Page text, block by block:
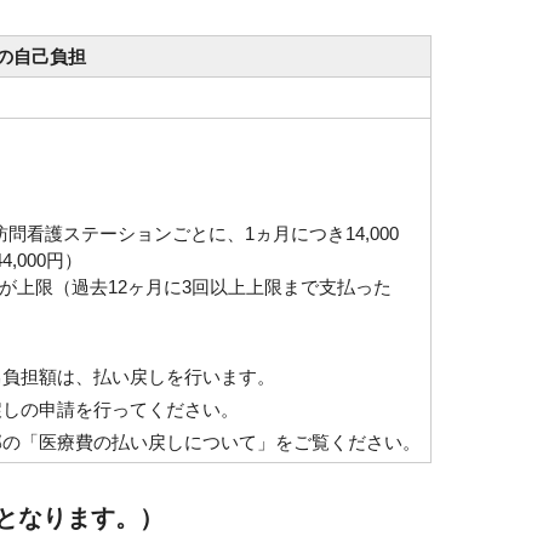
自己負担
看護ステーションごとに、1ヵ月につき14,000
円）
上限（過去12ヶ月に3回以上上限まで支払った
担額は、払い戻しを行います。
の申請を行ってください。
医療費の払い戻しについて」をご覧ください。
なります。）